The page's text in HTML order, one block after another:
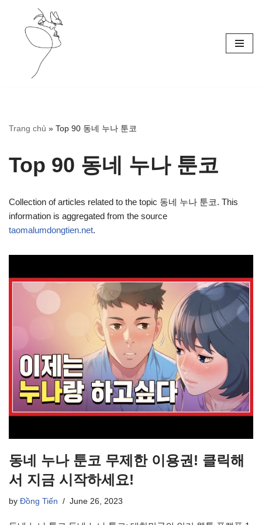
Skip
Trang chủ » Top 90 동네 누나 툰코
Top 90 동네 누나 툰코
Collection of articles related to the topic 동네 누나 툰코. This
information is aggregated from the source
taomalumdongtien.net.
동네 누나 툰코 무제한 이용권! 클릭해
서 지금 시작하세요!
by Đồng Tiến June 26, 2023